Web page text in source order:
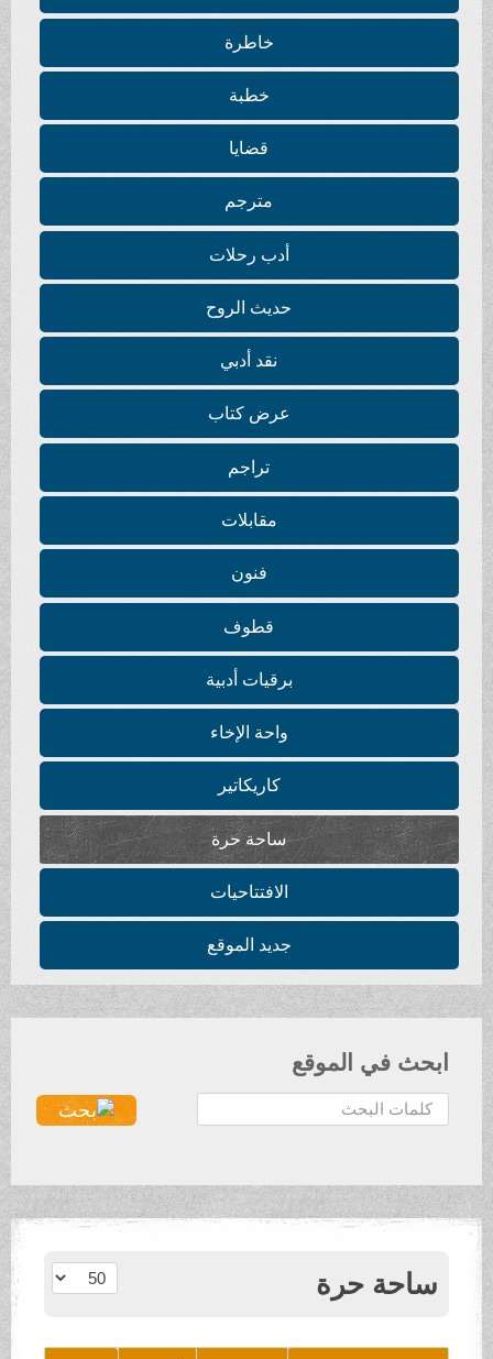
خاطرة
خطبة
قضايا
مترجم
أدب رحلات
حديث الروح
نقد أدبي
عرض كتاب
تراجم
مقابلات
فنون
قطوف
برقيات أدبية
واحة الإخاء
كاريكاتير
ساحة حرة
الافتتاحيات
جديد الموقع
ابحث في الموقع
ح
ث
.
ساحة حرة عدد الإظهارات: